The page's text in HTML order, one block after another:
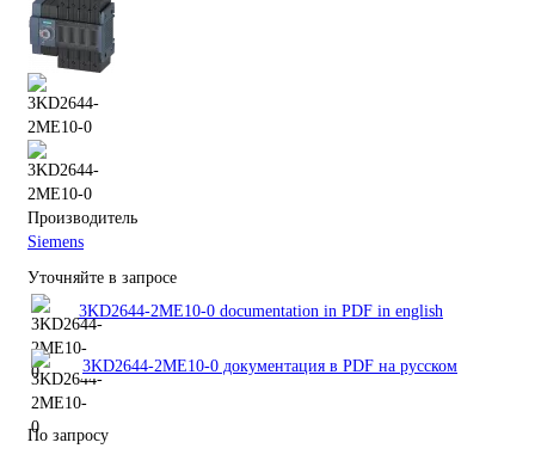
Производитель
Siemens
Уточняйте в запросе
3KD2644-2ME10-0 documentation in PDF in english
3KD2644-2ME10-0 документация в PDF на русском
По запросу